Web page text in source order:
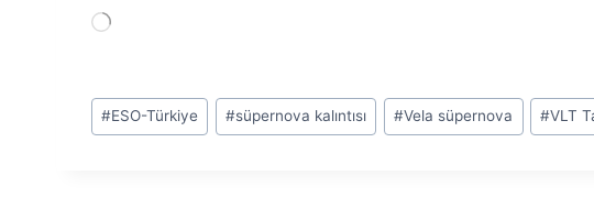
Y
e
n
Post
Tags:
#ESO-Türkiye #süpernova kalıntısı #Vela süpernova #VLT